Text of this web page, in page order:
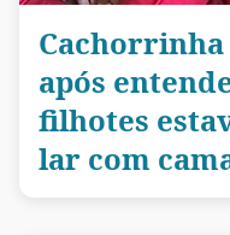
após
filhotes
lar com